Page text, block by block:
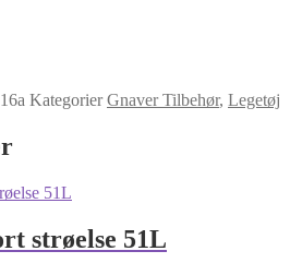
Kategorier Gnaver Tilbehør, Legetøj
strøelse 51L